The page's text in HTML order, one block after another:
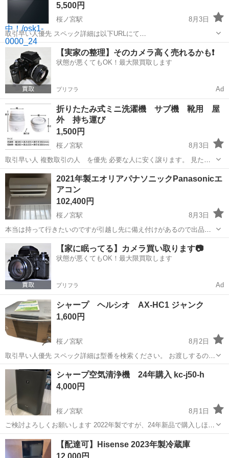
5,500円
桜ノ宮駅
8月3日
取引早い人優先 スペック詳細は以下URLにて
https://panasonic.jp/viera/p-db/TH-42AS600.html お渡しするのは 本
体 電源コード一体型 リモコン B-CAS 現物そのまま...
大阪 大阪市 桜ノ宮駅 テレビ 42インチ
【実家の整理】そのカメラ高く売れるかも❗️
状態が悪くてもOK！最大限買取します
プリフラ Ad
折りたたみ式ミニ洗濯機 サブ機 靴用 屋
外 持ち運び
1,500円
桜ノ宮駅
8月3日
取引早い人 複数取引の人 を優先 必要な人に安く譲ります。 見た目
の劣化ありますが、使用可能です。 内容、サイズは画像参照、現物そ
のままお渡しです。 本体＆電源コード 給水ホース（未使用） 排水ホ
ース（汚れ多、小さな穴...
大阪 大阪市 桜ノ宮駅 生活家電
2021年製エオリアパナソニックPanasonicエ
アコン
102,400円
桜ノ宮駅
8月3日
本当は持って行きたいのですが引越し先に備え付けがあるので出品い
たします お掃除機能付きエアコン パナソニックルームエアコンエオリ
アになります 17畳のリビングにて使用してました 2021年製になりま
す アプリで操作していたの...
大阪 大阪市 桜ノ宮駅 季節、空調家電 パナソニック
【家に眠ってる】カメラ買い取ります📷
状態が悪くてもOK！最大限買取します
プリフラ Ad
シャープ ヘルシオ AX-HC1 ジャンク
1,600円
桜ノ宮駅
8月2日
取引早い人優先 スペック詳細は型番を検索ください。 お渡しするのは
本体 取説兼レシピ本 結構埃かぶってます。使えてましたが数年放置
でジャンクです。ノークレームノーリターンでお願いします。 現物そ
のままお渡しです。...
大阪 大阪市 桜ノ宮駅 キッチン家電 ヘルシオ
シャープ空気清浄機 24年購入 kc-j50-h
4,000円
桜ノ宮駅
8月1日
ご検討よろしくお願いします 2022年製ですが、24年新品で購入しほと
んど使用していませんでした
大阪 大阪市 桜ノ宮駅 季節、空調家電
【配達可】Hisense 2023年製冷蔵庫
12,000円